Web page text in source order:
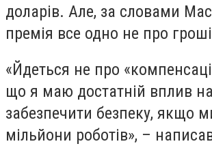
доларів. Але, за словами
премія все одно не про
«Йдеться не про
що я маю достатній вплив
забезпечити безпеку, якщо
мільйони роботів», –